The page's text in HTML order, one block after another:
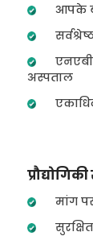
आपके
अस्पताल
मांग